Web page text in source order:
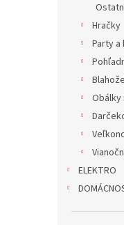
Hračky
Party a
Obálky
ELEKTRO